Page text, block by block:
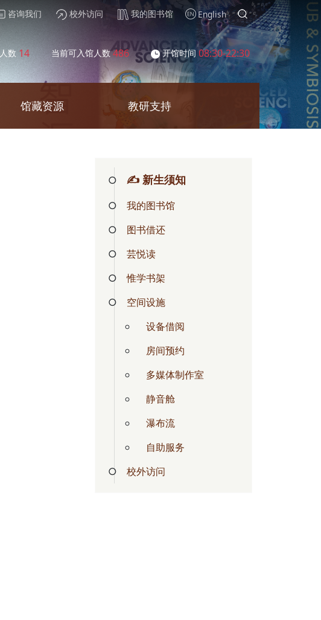
咨询我们 校外访问 我的图书馆 English
数 14 当前可入馆人数 486 开馆时间 08:30-22:30
馆藏资源 教研支持
✍ 新生须知
我的图书馆
图书借还
芸悦读
惟学书架
空间设施
设备借阅
房间预约
多媒体制作室
静音舱
瀑布流
自助服务
校外访问